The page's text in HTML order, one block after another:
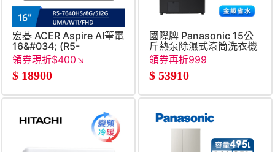
宏碁 ACER Aspire AI筆電
16&#034; (R5-
7640HS&#47;8G&#47;512G&#47;UMA&#47;W11)
銀
領券現折$400↘
$ 18900
國際牌 Panasonic 15公
斤熱泵除濕式滾筒洗衣機
領券再折999
$ 53910